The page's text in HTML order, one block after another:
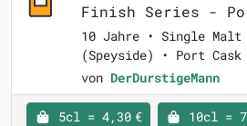
Finish Series -
10 Jahre • Single
(Speyside) • Port
von DerDurstigeMann
5cl = 4,30 € 10cl =